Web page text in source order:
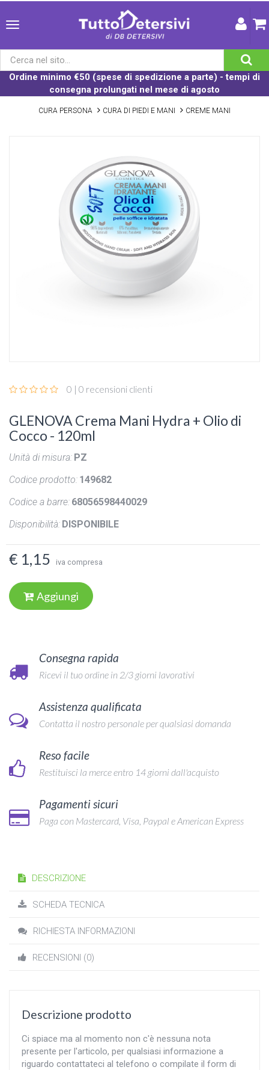
Ordine minimo €50 (spese di spedizione a parte) - tempi di
consegna prolungati nel mese di agosto
CURA PERSONA CURA DI PIEDI E MANI CREME MANI
0 | 0 recensioni clienti
GLENOVA Crema Mani Hydra + Olio di
Cocco - 120ml
Unità di misura: PZ
Codice prodotto: 149682
Codice a barre: 68056598440029
Disponibilità: DISPONIBILE
€ 1,15 iva compresa
Aggiungi
Consegna rapida
Ricevi il tuo ordine in 2/3 giorni lavorativi
Assistenza qualificata
Contatta il nostro personale per qualsiasi domanda
Reso facile
Restituisci la merce entro 14 giorni dall'acquisto
Pagamenti sicuri
Paga con Mastercard, Visa, Paypal e American Express
DESCRIZIONE
SCHEDA TECNICA
RICHIESTA INFORMAZIONI
RECENSIONI (0)
Descrizione prodotto
Ci spiace ma al momento non c'è nessuna nota
presente per l'articolo, per qualsiasi informazione a
riguardo contattateci al telefono o compilate il form di